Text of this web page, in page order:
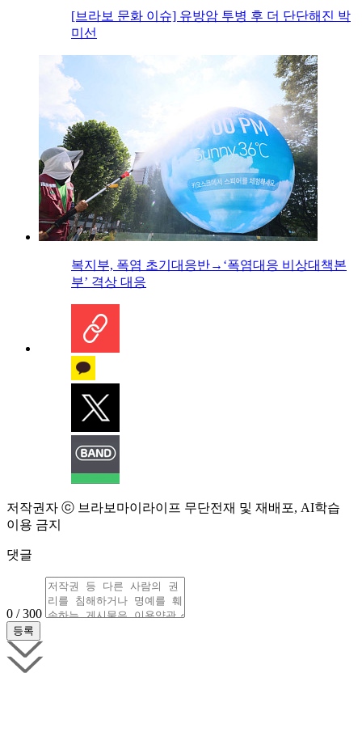
[브라보 문화 이슈] 유방암 투병 후 더 단단해진 박
미선
복지부, 폭염 초기대응반→‘폭염대응 비상대책본
부’ 격상 대응
저작권자 ⓒ 브라보마이라이프 무단전재 및 재배포, AI학습
이용 금지
댓글
0 / 300